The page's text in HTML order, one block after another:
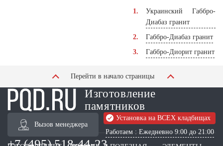
Украинский Габбро-
Диабаз гранит
Габбро-Диабаз гранит
Габбро-Диорит гранит
Перейти в начало страницы
Изготовление
памятников
Вызов менеджера
Установка на ВСЕХ кладбищах
Работаем : Ежедневно 9:00 до 21:00